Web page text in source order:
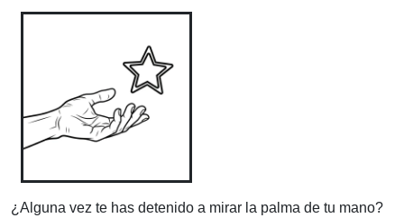
¿Alguna vez te has detenido a mirar la palma de tu mano?